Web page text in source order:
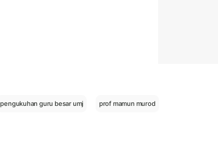
pengukuhan guru besar umj prof mamun murod